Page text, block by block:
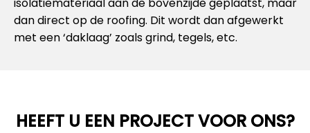
dan direct op de roofing. Dit wordt dan afgewerkt
met een ‘daklaag’ zoals grind, tegels, etc.
HEEFT U EEN PROJECT VOOR ONS?